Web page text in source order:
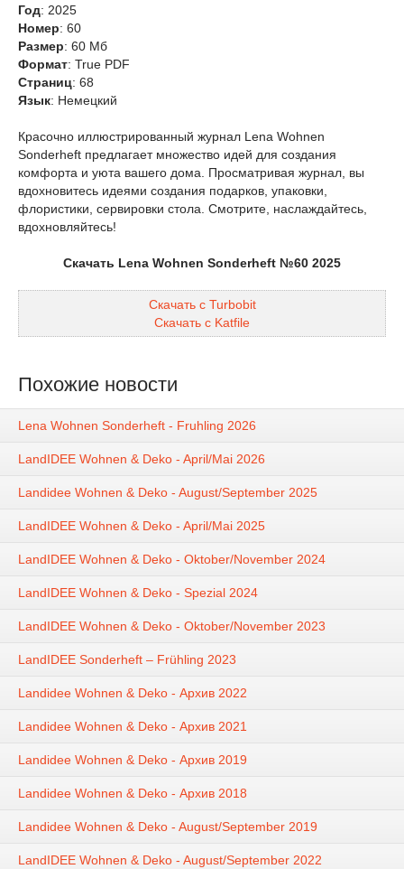
Год: 2025
Номер: 60
Размер: 60 Мб
Формат: True PDF
Страниц: 68
Язык: Немецкий
Красочно иллюстрированный журнал Lena Wohnen
Sonderheft предлагает множество идей для создания
комфорта и уюта вашего дома. Просматривая журнал, вы
вдохновитесь идеями создания подарков, упаковки,
флористики, сервировки стола. Смотрите, наслаждайтесь,
вдохновляйтесь!
Скачать Lena Wohnen Sonderheft №60 2025
Скачать с Turbobit
Скачать с Katfile
Похожие новости
Lena Wohnen Sonderheft - Fruhling 2026
LandIDEE Wohnen & Deko - April/Mai 2026
Landidee Wohnen & Deko - August/September 2025
LandIDEE Wohnen & Deko - April/Mai 2025
LandIDEE Wohnen & Deko - Oktober/November 2024
LandIDEE Wohnen & Deko - Spezial 2024
LandIDEE Wohnen & Deko - Oktober/November 2023
LandIDEE Sonderheft – Frühling 2023
Landidee Wohnen & Deko - Архив 2022
Landidee Wohnen & Deko - Архив 2021
Landidee Wohnen & Deko - Архив 2019
Landidee Wohnen & Deko - Архив 2018
Landidee Wohnen & Deko - August/September 2019
LandIDEE Wohnen & Deko - August/September 2022